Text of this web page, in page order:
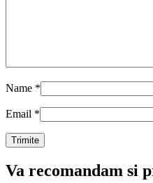
Name *
Email *
Va recomandam si